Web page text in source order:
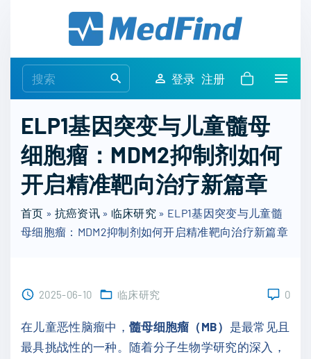
e
r
c
h
f
r
:
登录 注册
ELP1基因突变与儿童髓母
细胞瘤：MDM2抑制剂如何
开启精准靶向治疗新篇章
首页 » 抗癌资讯» 临床研究 » ELP1基因突变与儿童髓
母细胞瘤：MDM2抑制剂如何开启精准靶向治疗新篇章
2025-06-10 临床研究 0
在儿童恶性脑瘤中， 髓母细胞瘤（MB） 是最常见且
最具挑战性的一种。随着分子生物学研究的深入，